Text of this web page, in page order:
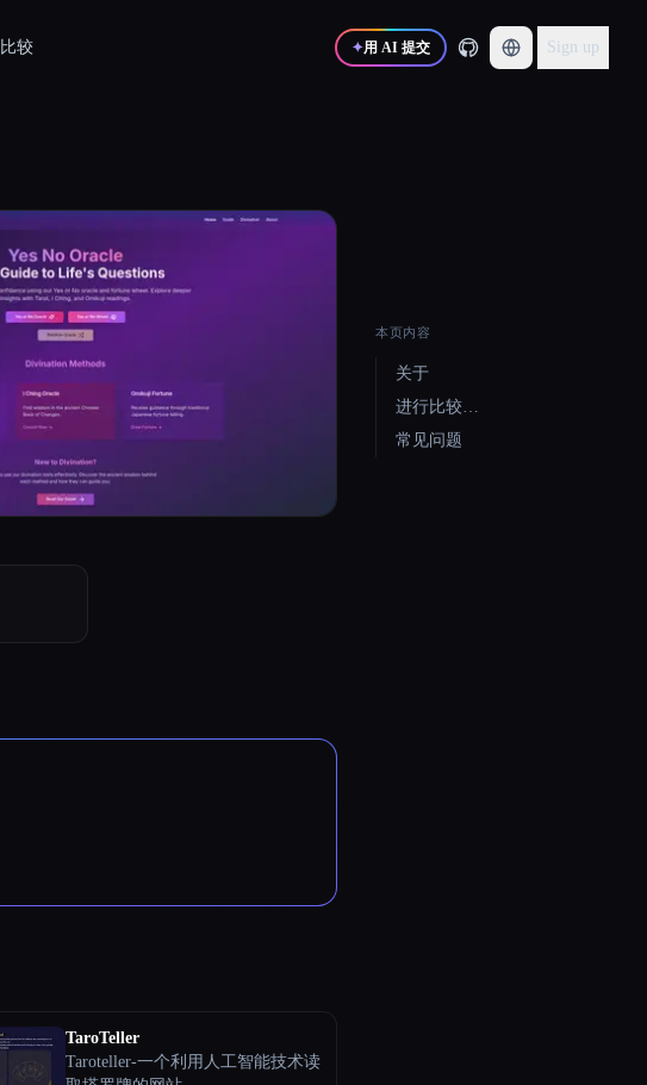
比较 ✦用 AI 提交 Sign up
TaroTeller
Taroteller-一个利用人工智能技术读
本页内容
关于
进行比较…
常见问题